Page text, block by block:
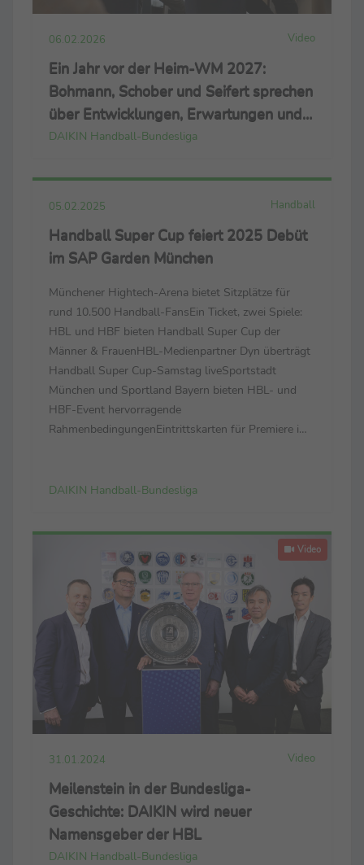
06.02.2026 Video
Ein Jahr vor der Heim-WM 2027:
Bohmann, Schober und Seifert sprechen
über Entwicklungen, Erwartungen und
Ziele für den deutschen Handball
DAIKIN Handball-Bundesliga
05.02.2025 Handball
Handball Super Cup feiert 2025 Debüt
im SAP Garden München
Münchener Hightech-Arena bietet Sitzplätze für
rund 10.500 Handball-FansEin Ticket, zwei Spiele:
HBL und HBF bieten Handball Super Cup der
Männer & FrauenHBL-Medienpartner Dyn überträgt
Handball Super Cup-Samstag liveSportstadt
München und Sportland Bayern bieten HBL- und
HBF-Event hervorragende
RahmenbedingungenEintrittskarten für Premiere im
Bayern können sich besonders auf den Handball ...
DAIKIN Handball-Bundesliga
Video
31.01.2024 Video
Meilenstein in der Bundesliga-
Geschichte: DAIKIN wird neuer
Namensgeber der HBL
DAIKIN Handball-Bundesliga